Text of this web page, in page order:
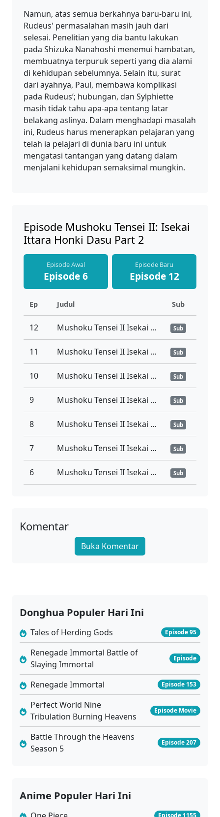
Namun, atas semua berkahnya baru-baru ini,
Rudeus' permasalahan masih jauh dari
selesai. Penelitian yang dia bantu lakukan
pada Shizuka Nanahoshi menemui hambatan,
membuatnya terpuruk seperti yang dia alami
di kehidupan sebelumnya. Selain itu, surat
dari ayahnya, Paul, membawa komplikasi
pada Rudeus’; hubungan, dan Sylphiette
masih tidak tahu apa-apa tentang latar
belakang aslinya. Dalam menghadapi masalah
ini, Rudeus harus menerapkan pelajaran yang
telah ia pelajari di dunia baru ini untuk
mengatasi tantangan yang datang dalam
menjalani kehidupan semaksimal mungkin.
Episode Mushoku Tensei II: Isekai
Ittara Honki Dasu Part 2
Episode Awal
Episode 6
Episode Baru
Episode 12
Ep Judul Sub
12 Mushoku Tensei II Isekai Ittara Honki Dasu Part 2 Episode 12 Sub Indonesia Sub
11 Mushoku Tensei II Isekai Ittara Honki Dasu Part 2 Episode 11 Sub Indonesia Sub
10 Mushoku Tensei II Isekai Ittara Honki Dasu Part 2 Episode 10 Sub Indonesia Sub
9 Mushoku Tensei II Isekai Ittara Honki Dasu Part 2 Episode 9 Sub Indonesia Sub
8 Mushoku Tensei II Isekai Ittara Honki Dasu Part 2 Episode 8 Sub Indonesia Sub
7 Mushoku Tensei II Isekai Ittara Honki Dasu Part 2 Episode 7 Sub Indonesia Sub
6 Mushoku Tensei II Isekai Ittara Honki Dasu Part 2 Episode 6 Sub Indonesia Sub
Komentar
Buka Komentar
Donghua Populer Hari Ini
Tales of Herding Gods Episode 95
Renegade Immortal Battle of
Slaying Immortal
Episode
Renegade Immortal Episode 153
Perfect World Nine
Tribulation Burning Heavens
Episode Movie
Battle Through the Heavens
Season 5
Episode 207
Anime Populer Hari Ini
Episode 1155